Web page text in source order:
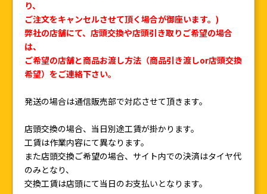
り、
ご注文をキャンセルさせて頂く場合が御座います。)
弊社の店舗にて、店頭交換や店頭引き取りご希望の場合
は、
ご希望の店舗と商品お渡し方法（商品引き渡しor店頭交換
希望）をご連絡下さい。
発送の場合は通信販売部で対応させて頂きます。
店頭交換の場合、当日別途工賃が掛かります。
工賃は作業内容にて異なります。
また店頭交換ご希望の場合、サイト内での決済はタイヤ代
のみとなり、
交換工賃は店頭にて当日のお支払いとなります。